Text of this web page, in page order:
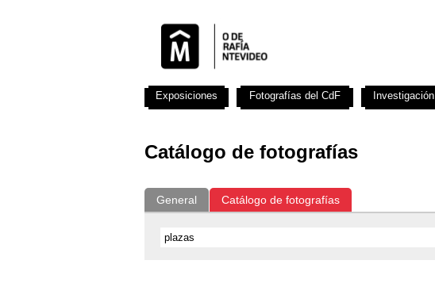
Catálogo de fotografías
General Catálogo de fotografías
Exposiciones Fotografías del CdF Investigación